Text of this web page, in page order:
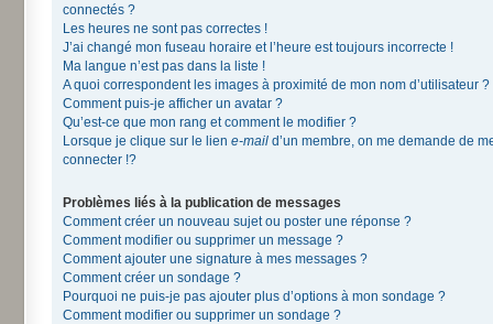
connectés ?
Les heures ne sont pas correctes !
J’ai changé mon fuseau horaire et l’heure est toujours incorrecte !
Ma langue n’est pas dans la liste !
A quoi correspondent les images à proximité de mon nom d’utilisateur ?
Comment puis-je afficher un avatar ?
Qu’est-ce que mon rang et comment le modifier ?
Lorsque je clique sur le lien e-mail d’un membre, on me demande de
connecter !?
Problèmes liés à la publication de messages
Comment créer un nouveau sujet ou poster une réponse ?
Comment modifier ou supprimer un message ?
Comment ajouter une signature à mes messages ?
Comment créer un sondage ?
Pourquoi ne puis-je pas ajouter plus d’options à mon sondage ?
Comment modifier ou supprimer un sondage ?